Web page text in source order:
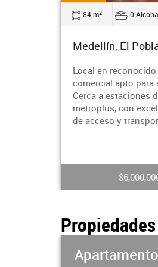
48 m2 1
Medellín, La
Cómodo y acogedor
Apartaestudio 2
en la américa
excelentes rutas de
Sus espacios están
Local -